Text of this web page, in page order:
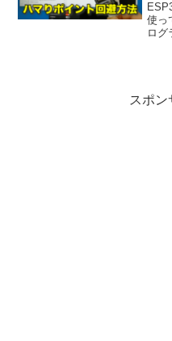
使っ
ログ
スポン